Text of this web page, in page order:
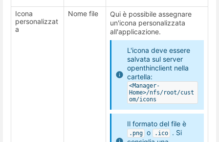
Icona
personalizzat
a
Nome file
Qui è possibile assegnare
un'icona personalizzata
all'applicazione.
L'icona deve essere
salvata sul server
openthinclient nella
cartella:
<Manager-
Home>/nfs/root/cust
om/icons
Il formato del file è
.png o .ico
. Si